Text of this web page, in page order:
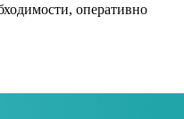
оперативно